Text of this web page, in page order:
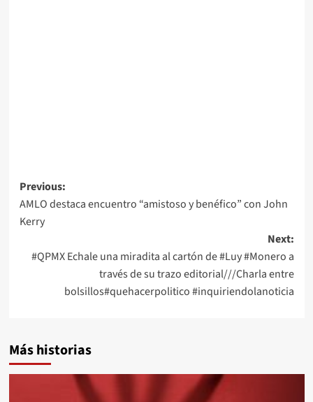
Post
navigation
Previous:
AMLO destaca encuentro “amistoso y benéfico” con John
Kerry
Next:
#QPMX Echale una miradita al cartón de #Luy #Monero a
través de su trazo editorial///Charla entre
bolsillos#quehacerpolitico #inquiriendolanoticia
Más historias